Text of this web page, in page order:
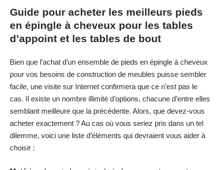
Guide pour acheter les meilleurs pieds
en épingle à cheveux pour les tables
d’appoint et les tables de bout
Bien que l’achat d’un ensemble de pieds en épingle à cheveux
pour vos besoins de construction de meubles puisse sembler
facile, une visite sur Internet confirmera que ce n’est pas le
cas. Il existe un nombre illimité d’options, chacune d’entre elles
semblant meilleure que la précédente. Alors, que devez-vous
acheter exactement ? Au cas où vous seriez pris dans un tel
dilemme, voici une liste d’éléments qui devraient vous aider à
choisir :